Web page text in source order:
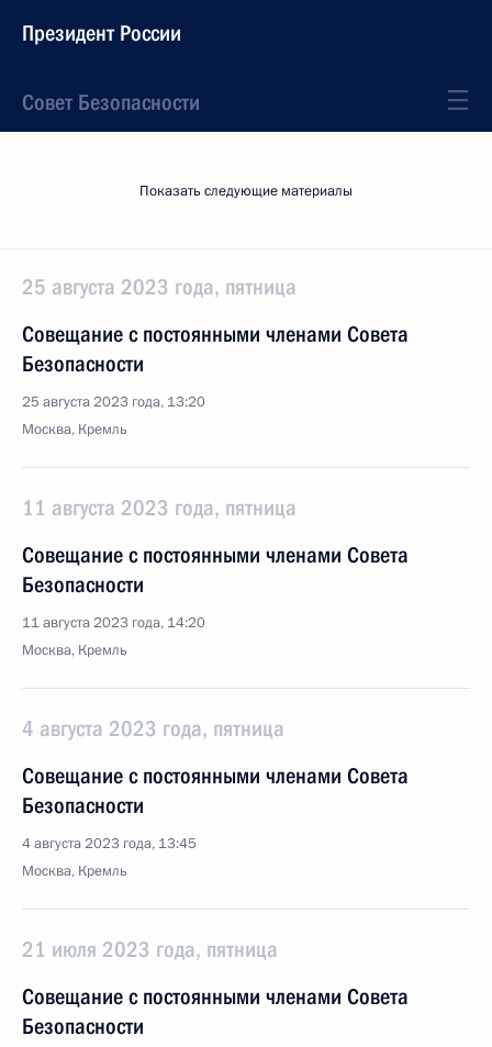
Президент России
Совет Безопасности
Показать следующие материалы
25 августа 2023 года, пятница
Совещание с постоянными членами Совета
Безопасности
25 августа 2023 года, 13:20
Москва, Кремль
11 августа 2023 года, пятница
Совещание с постоянными членами Совета
Безопасности
11 августа 2023 года, 14:20
Москва, Кремль
4 августа 2023 года, пятница
Совещание с постоянными членами Совета
Безопасности
4 августа 2023 года, 13:45
Москва, Кремль
21 июля 2023 года, пятница
Совещание с постоянными членами Совета
Безопасности